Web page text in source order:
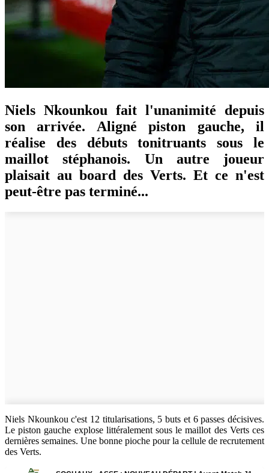
Niels Nkounkou fait l'unanimité depuis
son arrivée. Aligné piston gauche, il
réalise des débuts tonitruants sous le
maillot stéphanois. Un autre joueur
plaisait au board des Verts. Et ce n'est
peut-être pas terminé...
Niels Nkounkou c'est 12 titularisations, 5 buts et 6 passes décisives.
Le piston gauche explose littéralement sous le maillot des Verts ces
dernières semaines. Une bonne pioche pour la cellule de recrutement
des Verts.